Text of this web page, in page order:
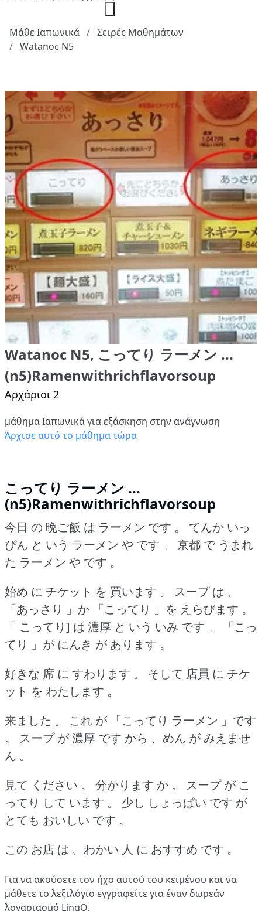
Μάθε Ιαπωνικά
Σειρές Μαθημάτων
Watanoc N5
Watanoc N5, こってり ラーメン ...
(n5)Ramenwithrichflavorsoup
Αρχάριοι 2
μάθημα Ιαπωνικά για εξάσκηση στην ανάγνωση
Άρχισε αυτό το μάθημα τώρα
こってり ラーメン ...
(n5)Ramenwithrichflavorsoup
今日 の 晩ご飯 は ラーメン です 。
てんか いっ
ぴん と いう ラーメン や です 。
京都 で うまれ
た ラーメン や です 。
始め に チケット を 買います 。
スープ は 、
「あっさり 」か 「こってり 」を えらびます 。
「 こってり] は 濃厚 と いう いみ です 。
「こっ
てり 」が にんき が あります 。
好きな 席 に すわります 。
そして 店員 に チケ
ット を わたします 。
来ました 。
これ が 「こってり ラーメン 」です
。
スープ が 濃厚 です から 、めん が みえませ
ん 。
見て ください 。
分かります か 。
スープ が こ
ってり して います 。
少し しょっぱい です が
とても おいしい です 。
この お店 は 、わかい 人 に おすすめ です 。
Για να ακούσετε τον ήχο αυτού του κειμένου και να
μάθετε το λεξιλόγιο εγγραφείτε για έναν δωρεάν
λογαριασμό LingQ.